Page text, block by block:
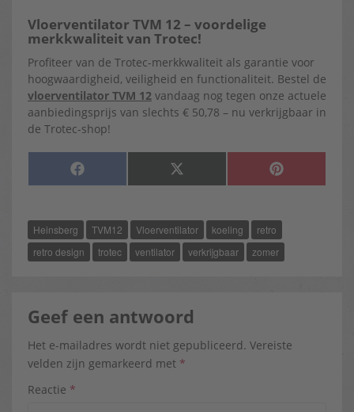
Vloerventilator TVM 12 – voordelige
merkkwaliteit van Trotec!
Profiteer van de Trotec-merkkwaliteit als garantie voor
hoogwaardigheid, veiligheid en functionaliteit. Bestel de
vloerventilator TVM 12 vandaag nog tegen onze actuele
aanbiedingsprijs van slechts € 50,78 – nu verkrijgbaar in
de Trotec-shop!
SHARE
F
A
O
K
SHARE
X
(
T
T
E
R
)
SHARE
P
I
S
Heinsberg TVM12 Vloerventilator koeling
retro
retro design
trotec ventilator verkrijgbaar zomer
Geef een antwoord
Het e-mailadres wordt niet gepubliceerd. Vereiste
velden zijn gemarkeerd met *
Reactie *